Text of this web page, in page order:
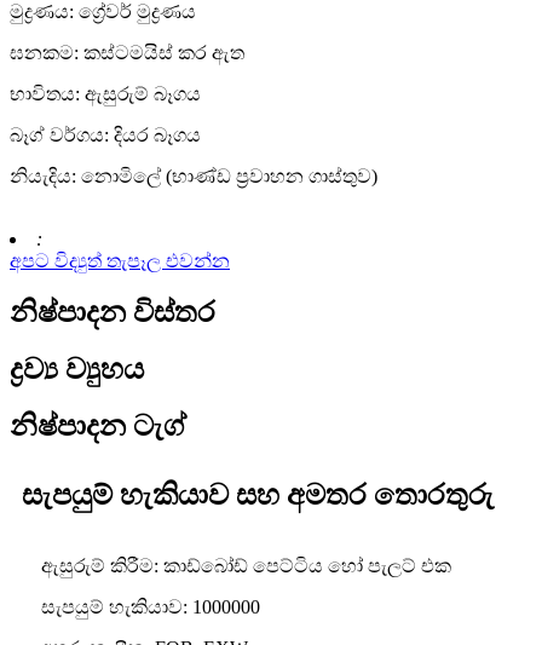
මුද්‍රණය: ග්‍රේවර් මුද්‍රණය
ඝනකම: කස්ටමයිස් කර ඇත
භාවිතය: ඇසුරුම් බෑගය
බෑග් වර්ගය: දියර බෑගය
නියැදිය: නොමිලේ (භාණ්ඩ ප්‍රවාහන ගාස්තුව)
:
අපට විද්‍යුත් තැපෑල එවන්න
නිෂ්පාදන විස්තර
ද්‍රව්‍ය ව්‍යුහය
නිෂ්පාදන ටැග්
සැපයුම් හැකියාව සහ අමතර තොරතුරු
ඇසුරුම් කිරීම: කාඩ්බෝඩ් පෙට්ටිය හෝ පැලට් එක
සැපයුම් හැකියාව: 1000000